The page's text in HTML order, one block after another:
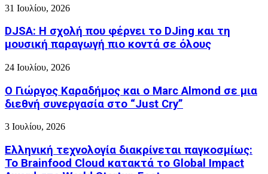
31 Ιουλίου, 2026
DJSA: Η σχολή που φέρνει το DJing και τη
μουσική παραγωγή πιο κοντά σε όλους
24 Ιουλίου, 2026
Ο Γιώργος Καραδήμος και ο Marc Almond σε μια
διεθνή συνεργασία στο “Just Cry”
3 Ιουλίου, 2026
Ελληνική τεχνολογία διακρίνεται παγκοσμίως:
Το Brainfood Cloud κατακτά το Global Impact